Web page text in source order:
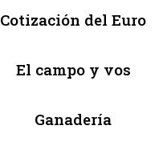
Cotización del Euro
El campo y vos
Ganadería